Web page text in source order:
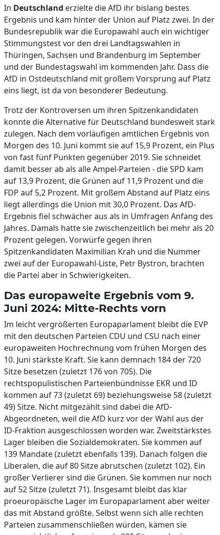
In Deutschland erzielte die AfD ihr bislang bestes
Ergebnis und kam hinter der Union auf Platz zwei. In der
Bundesrepublik war die Europawahl auch ein wichtiger
Stimmungstest vor den drei Landtagswahlen in
Thüringen, Sachsen und Brandenburg im September
und der Bundestagswahl im kommenden Jahr. Dass die
AfD in Ostdeutschland mit großem Vorsprung auf Platz
eins liegt, ist da von besonderer Bedeutung.
Trotz der Kontroversen um ihren Spitzenkandidaten
konnte die Alternative für Deutschland bundesweit stark
zulegen. Nach dem vorläufigen amtlichen Ergebnis von
Morgen des 10. Juni kommt sie auf 15,9 Prozent, ein Plus
von fast fünf Punkten gegenüber 2019. Sie schneidet
damit besser ab als alle Ampel-Parteien - die SPD kam
auf 13,9 Prozent, die Grünen auf 11,9 Prozent und die
FDP auf 5,2 Prozent. Mit großem Abstand auf Platz eins
liegt allerdings die Union mit 30,0 Prozent. Das AfD-
Ergebnis fiel schwächer aus als in Umfragen Anfang des
Jahres. Damals hatte sie zwischenzeitlich bei mehr als 20
Prozent gelegen. Vorwürfe gegen ihren
Spitzenkandidaten Maximilian Krah und die Nummer
zwei auf der Europawahl-Liste, Petr Bystron, brachten
die Partei aber in Schwierigkeiten.
Das europaweite Ergebnis vom 9.
Juni 2024: Mitte-Rechts vorn
Im leicht vergrößerten Europaparlament bleibt die EVP
mit den deutschen Parteien CDU und CSU nach einer
europaweiten Hochrechnung vom frühen Morgen des
10. Juni stärkste Kraft. Sie kann demnach 184 der 720
Sitze besetzen (zuletzt 176 von 705). Die
rechtspopulistischen Parteienbündnisse EKR und ID
kommen auf 73 (zuletzt 69) beziehungsweise 58 (zuletzt
49) Sitze. Nicht mitgezählt sind dabei die AfD-
Abgeordneten, weil die AfD kurz vor der Wahl aus der
ID-Fraktion ausgeschlossen worden war. Zweitstärkstes
Lager bleiben die Sozialdemokraten. Sie kommen auf
139 Mandate (zuletzt ebenfalls 139). Danach folgen die
Liberalen, die auf 80 Sitze abrutschen (zuletzt 102). Ein
großer Verlierer sind die Grünen. Sie kommen nur noch
auf 52 Sitze (zuletzt 71). Insgesamt bleibt das klar
proeuropäische Lager im Europaparlament aber weiter
das mit Abstand größte. Selbst wenn sich alle rechten
Parteien zusammenschließen würden, kämen sie